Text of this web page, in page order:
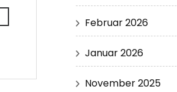
Februar 2026
Januar 2026
November 2025